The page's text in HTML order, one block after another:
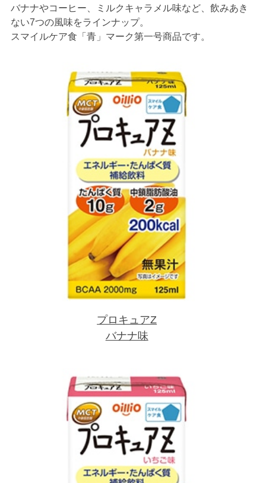
バナナやコーヒー、ミルクキャラメル味など、飲みあき
ない7つの風味をラインナップ。
スマイルケア食「青」マーク第一号商品です。
プロキュアZ
バナナ味